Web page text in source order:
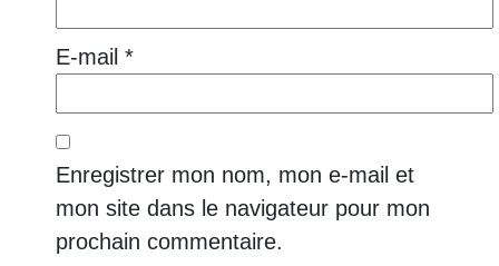
E-mail *
Enregistrer mon nom, mon e-mail et
mon site dans le navigateur pour mon
prochain commentaire.